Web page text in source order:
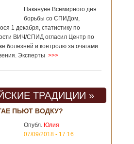
Накануне Всемирного дня
борьбы со СПИДом,
1 декабря, статистику по
ВИЧ/СПИД огласил Центр по
болезней и контролю за очагами
Эксперты >>>
ТРАДИЦИИ »
ПЬЮТ ВОДКУ?
Опубл. Юлия
07/09/2018 - 17:16